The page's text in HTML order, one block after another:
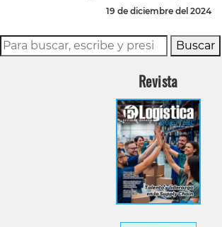
19 de diciembre del 2024
Buscar
Revista